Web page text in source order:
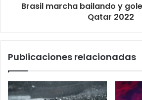
Brasil marcha bailando y
Qatar 2022
Publicaciones relacionadas